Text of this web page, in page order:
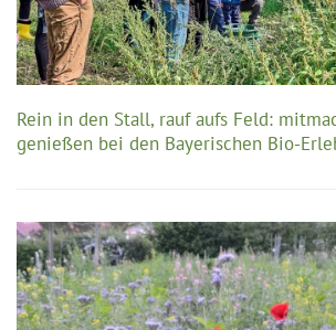
Rein in den Stall, rauf aufs Feld:
genießen bei den Bayerischen Bio-